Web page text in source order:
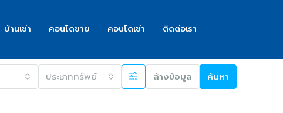
บ้านเช่า คอนโดขาย คอนโดเช่า ติดต่อเรา
ประเภททรัพย์ ล้างข้อมูล ค้นหา